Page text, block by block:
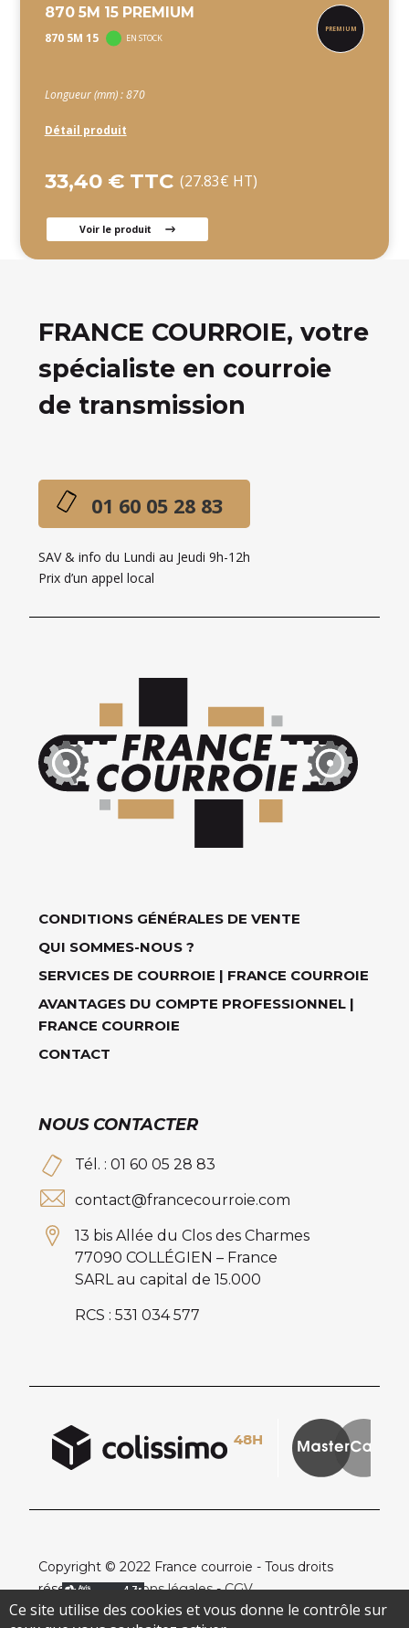
870 5M 15 PREMIUM
870 5M 15 EN STOCK
Longueur (mm) : 870
Détail produit
33,40 € TTC (27.83€ HT)
Voir le produit
FRANCE COURROIE, votre
spécialiste en courroie
de transmission
01 60 05 28 83
SAV & info du Lundi au Jeudi 9h-12h
Prix d’un appel local
CONDITIONS GÉNÉRALES DE VENTE
QUI SOMMES-NOUS ?
SERVICES DE COURROIE | FRANCE COURROIE
AVANTAGES DU COMPTE PROFESSIONNEL |
FRANCE COURROIE
CONTACT
NOUS CONTACTER
Tél. : 01 60 05 28 83
contact@francecourroie.com
13 bis Allée du Clos des Charmes
77090 COLLÉGIEN – France
SARL au capital de 15.000
RCS : 531 034 577
Copyright © 2022 France courroie - Tous droits
réservés -
Mentions légales-CGV
Ce site utilise des cookies et vous donne le contrôle sur